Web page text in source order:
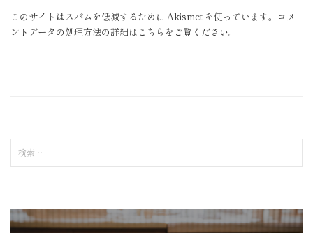
このサイトはスパムを低減するために Akismet を使っています。 コメ
ントデータの処理方法の詳細はこちらをご覧ください。
索